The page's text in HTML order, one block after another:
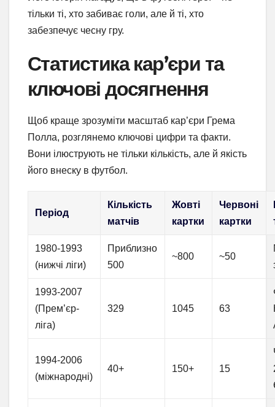
тільки ті, хто забиває голи, але й ті, хто
забезпечує чесну гру.
Статистика кар’єри та
ключові досягнення
Щоб краще зрозуміти масштаб кар’єри Грема
Полла, розглянемо ключові цифри та факти.
Вони ілюструють не тільки кількість, але й якість
його внеску в футбол.
Період
Кількість
матчів
Жовті
картки
Червоні
картки
1980-1993
(нижчі ліги)
Приблизно
500
~800 ~50
1993-2007
(Прем’єр-
ліга)
329 1045 63
1994-2006
(міжнародні)
40+ 150+ 15